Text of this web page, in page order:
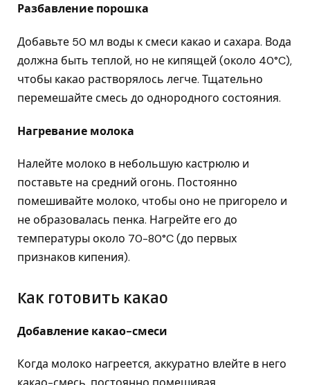
Разбавление порошка
Добавьте 50 мл воды к смеси какао и сахара. Вода
должна быть теплой, но не кипящей (около 40°C),
чтобы какао растворялось легче. Тщательно
перемешайте смесь до однородного состояния.
Нагревание молока
Налейте молоко в небольшую кастрюлю и
поставьте на средний огонь. Постоянно
помешивайте молоко, чтобы оно не пригорело и
не образовалась пенка. Нагрейте его до
температуры около 70-80°C (до первых
признаков кипения).
Как готовить какао
Добавление какао-смеси
Когда молоко нагреется, аккуратно влейте в него